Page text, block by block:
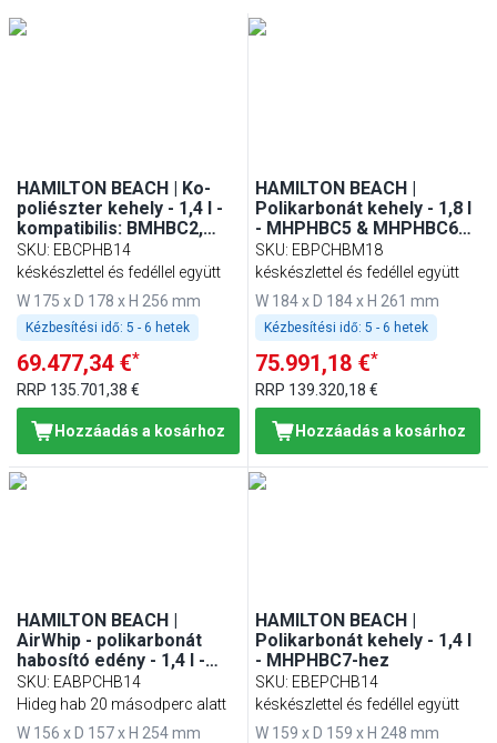
HAMILTON BEACH | Ko-
poliészter kehely - 1,4 l -
kompatibilis: BMHBC2,
MHPHBC4 és FMHBC51
SKU: EBCPHB14
késkészlettel és fedéllel együtt
W 175 x D 178 x H 256 mm
Kézbesítési idő: 5 - 6 hetek
69.477,34 €*
RRP 135.701,38 €
Hozzáadás a kosárhoz
HAMILTON BEACH |
Polikarbonát kehely - 1,8 l
- MHPHBC5 & MHPHBC6
készülékhez
SKU: EBPCHBM18
késkészlettel és fedéllel együtt
W 184 x D 184 x H 261 mm
Kézbesítési idő: 5 - 6 hetek
75.991,18 €*
RRP 139.320,18 €
Hozzáadás a kosárhoz
HAMILTON BEACH |
AirWhip - polikarbonát
habosító edény - 1,4 l -
MHPHBC7-hez
SKU: EABPCHB14
Hideg hab 20 másodperc alatt
W 156 x D 157 x H 254 mm
HAMILTON BEACH |
Polikarbonát kehely - 1,4 l
- MHPHBC7-hez
SKU: EBEPCHB14
késkészlettel és fedéllel együtt
W 159 x D 159 x H 248 mm